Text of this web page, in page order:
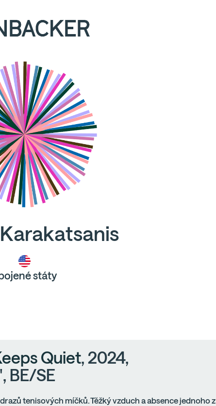
státy
Quiet, 2024,
BE/SE
tenisových míčků. Těžký vzduch a absence jednoho z